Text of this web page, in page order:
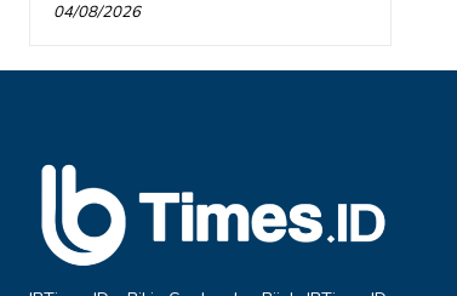
04/08/2026